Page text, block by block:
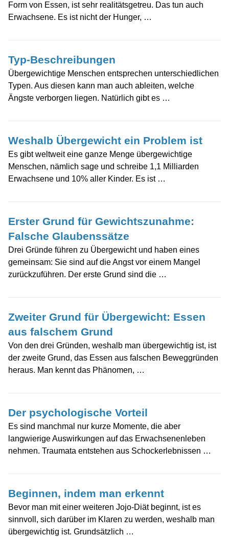
Form von Essen, ist sehr realitätsgetreu. Das tun auch
Erwachsene. Es ist nicht der Hunger, …
Typ-Beschreibungen
Übergewichtige Menschen entsprechen unterschiedlichen
Typen. Aus diesen kann man auch ableiten, welche
Ängste verborgen liegen. Natürlich gibt es …
Weshalb Übergewicht ein Problem ist
Es gibt weltweit eine ganze Menge übergewichtige
Menschen, nämlich sage und schreibe 1,1 Milliarden
Erwachsene und 10% aller Kinder. Es ist …
Erster Grund für Gewichtszunahme:
Falsche Glaubenssätze
Drei Gründe führen zu Übergewicht und haben eines
gemeinsam: Sie sind auf die Angst vor einem Mangel
zurückzuführen. Der erste Grund sind die …
Zweiter Grund für Übergewicht: Essen
aus falschem Grund
Von den drei Gründen, weshalb man übergewichtig ist, ist
der zweite Grund, das Essen aus falschen Beweggründen
heraus. Man kennt das Phänomen, …
Der psychologische Vorteil
Es sind manchmal nur kurze Momente, die aber
langwierige Auswirkungen auf das Erwachsenenleben
nehmen. Traumata entstehen aus Schockerlebnissen …
Beginnen, indem man erkennt
Bevor man mit einer weiteren Jojo-Diät beginnt, ist es
sinnvoll, sich darüber im Klaren zu werden, weshalb man
übergewichtig ist. Grundsätzlich …